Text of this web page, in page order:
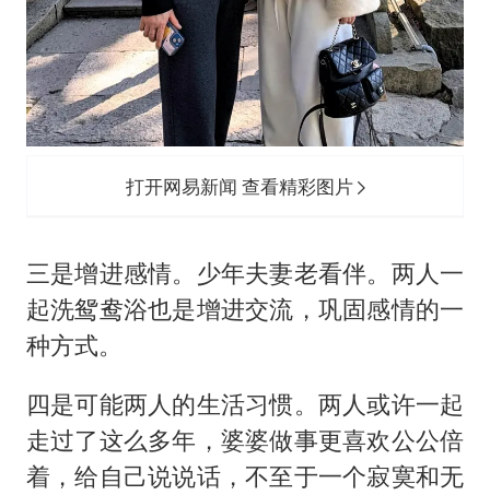
打开网易新闻 查看精彩图片
三是增进感情。少年夫妻老看伴。两人一
起洗鸳鸯浴也是增进交流，巩固感情的一
种方式。
四是可能两人的生活习惯。两人或许一起
走过了这么多年，婆婆做事更喜欢公公倍
着，给自己说说话，不至于一个寂寞和无